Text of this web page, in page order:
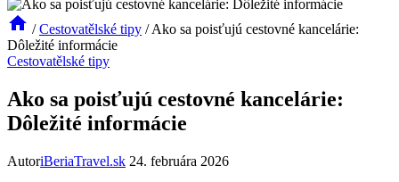
/ Cestovatělské tipy / Ako sa poisťujú cestovné kancelárie:
Dôležité informácie
Cestovatělské tipy
Ako sa poisťujú cestovné kancelárie:
Dôležité informácie
AutoriBeriaTravel.sk 24. februára 2026